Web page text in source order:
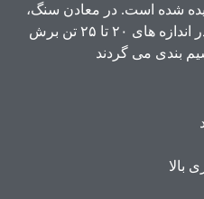
شده است. در معادن سنگ،
از سینه کار، بلوک های بزرگ در اندازه های ۲۰ تا ۲۵ تن برش
بندی می گردند
بالا